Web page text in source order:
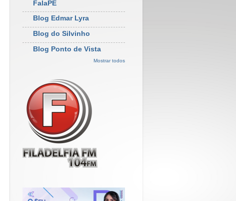
FalaPE
Blog Edmar Lyra
Blog do Silvinho
Blog Ponto de Vista
Mostrar todos